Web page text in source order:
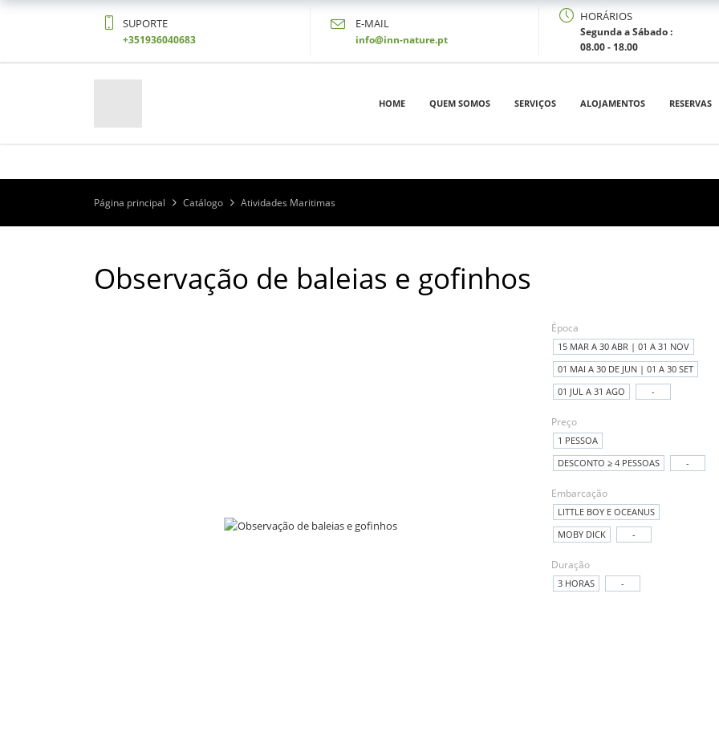
SUPORTE
+351936040683
E-MAIL
info@inn-nature.pt
HORÁRIOS
Segunda a Sábado :
08.00 - 18.00
HOME QUEM SOMOS SERVIÇOS ALOJAMENTOS RESERVAS
Página principal Catálogo Atividades Maritimas
Observação de baleias e gofinhos
Época
15 MAR A 30 ABR | 01 A 31 NOV
01 MAI A 30 DE JUN | 01 A 30 SET
01 JUL A 31 AGO
-
Preço
1 PESSOA
DESCONTO ≥ 4 PESSOAS
-
Embarcação
LITTLE BOY E OCEANUS
MOBY DICK
-
Duração
3 HORAS -